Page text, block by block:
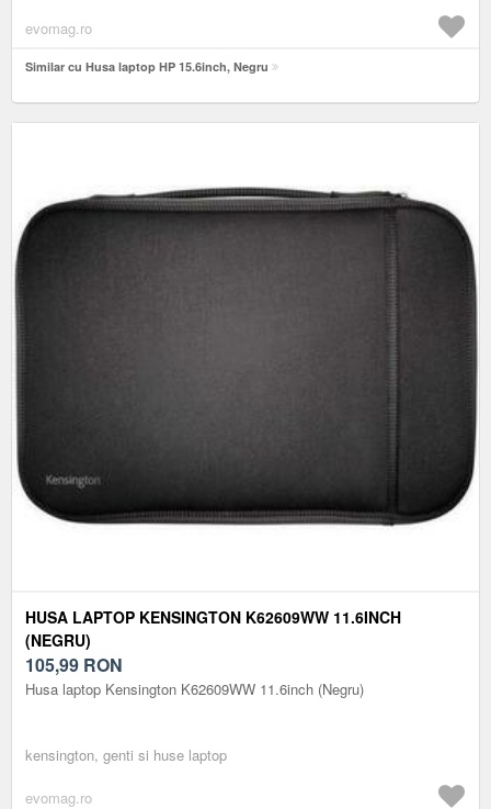
evomag.ro
Similar cu Husa laptop HP 15.6inch, Negru
HUSA LAPTOP KENSINGTON K62609WW 11.6INCH
(NEGRU)
105,99 RON
Husa laptop Kensington K62609WW 11.6inch (Negru)
kensington, genti si huse laptop
evomag.ro